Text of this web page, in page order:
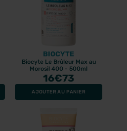
BIOCYTE
Biocyte Le Brûleur Max au
Morosil 400 - 500ml
16€73
AJOUTER AU PANIER